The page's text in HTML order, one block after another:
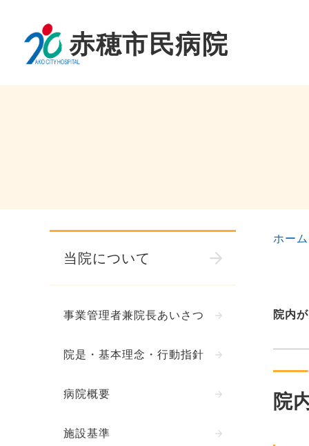
当院について
事業管理者兼院長あいさつ
院是・基本理念・行動指針
病院概要
施設基準
ホーム
院内
院